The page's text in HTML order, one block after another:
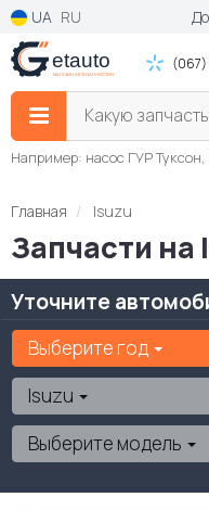
UA RU
(067)
Какую
Например: насос ГУР
Главная Isuzu
Запчасти на
Уточните
Выберите год
Isuzu
Выберите модель